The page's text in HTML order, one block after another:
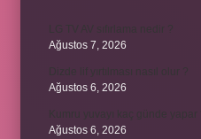
LG TV AV sıfırlama nedir ?
Ağustos 7, 2026
Ağustos 6, 2026
Kumru yuvayı kaç günde yapar ?
Ağustos 6, 2026